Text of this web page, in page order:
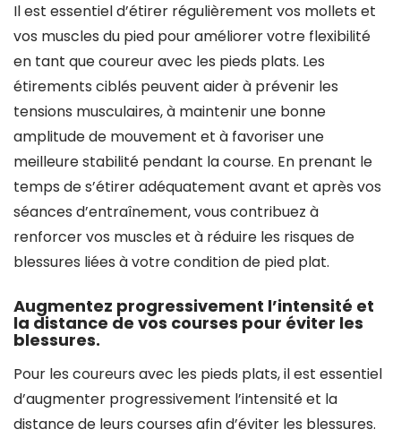
Il est essentiel d’étirer régulièrement vos mollets et
vos muscles du pied pour améliorer votre flexibilité
en tant que coureur avec les pieds plats. Les
étirements ciblés peuvent aider à prévenir les
tensions musculaires, à maintenir une bonne
amplitude de mouvement et à favoriser une
meilleure stabilité pendant la course. En prenant le
temps de s’étirer adéquatement avant et après vos
séances d’entraînement, vous contribuez à
renforcer vos muscles et à réduire les risques de
blessures liées à votre condition de pied plat.
Augmentez progressivement l’intensité et
la distance de vos courses pour éviter les
blessures.
Pour les coureurs avec les pieds plats, il est essentiel
d’augmenter progressivement l’intensité et la
distance de leurs courses afin d’éviter les blessures.